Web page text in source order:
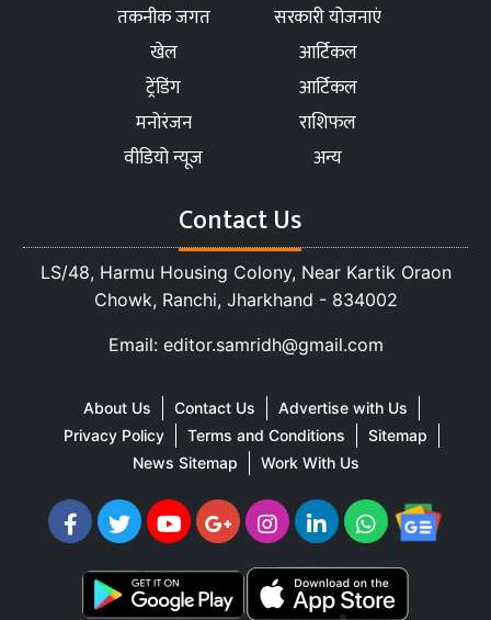
तकनीक जगत
सरकारी योजनाएं
खेल
आर्टिकल
ट्रेंडिंग
आर्टिकल
मनोरंजन
राशिफल
वीडियो न्यूज
अन्य
Contact Us
LS/48, Harmu Housing Colony, Near Kartik Oraon
Chowk, Ranchi, Jharkhand - 834002
Email: editor.samridh@gmail.com
About Us Contact Us
Advertise with Us
Privacy Policy
Terms and Conditions
Sitemap
News Sitemap
Work With Us